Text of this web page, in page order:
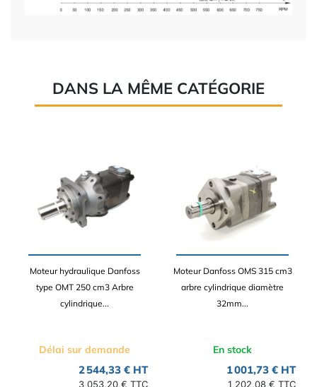
DANS LA MÊME CATÉGORIE
Moteur hydraulique Danfoss
type OMT 250 cm3 Arbre
cylindrique...
Délai sur demande
2 544,33 € HT
3 053,20 € TTC
Moteur Danfoss OMS 315 cm3
arbre cylindrique diamètre
32mm...
En stock
1 001,73 € HT
1 202,08 € TTC